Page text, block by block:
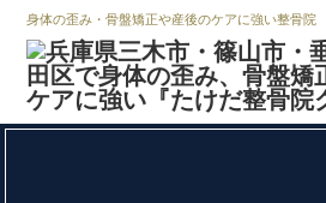
身体の歪み・骨盤矯正や産後のケアに強い整骨院